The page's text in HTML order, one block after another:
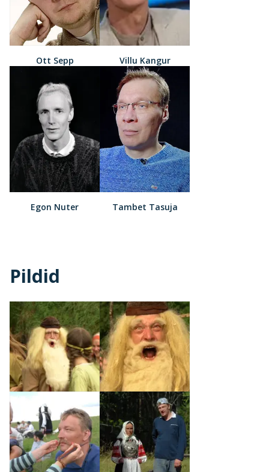
Ott Sepp Villu Kangur
Egon Nuter Tambet Tasuja
Pildid